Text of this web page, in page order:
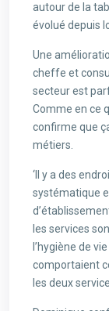
autour de la
évolué depuis
Une
cheffe et
secteur est
Comme en ce
confirme que
métiers.
‘Il y a des
systématique
les services
l’hygiène de
comportaient
les deux